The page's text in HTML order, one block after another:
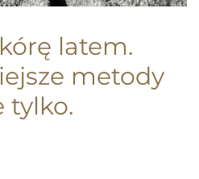
latem.
metody
tylko.